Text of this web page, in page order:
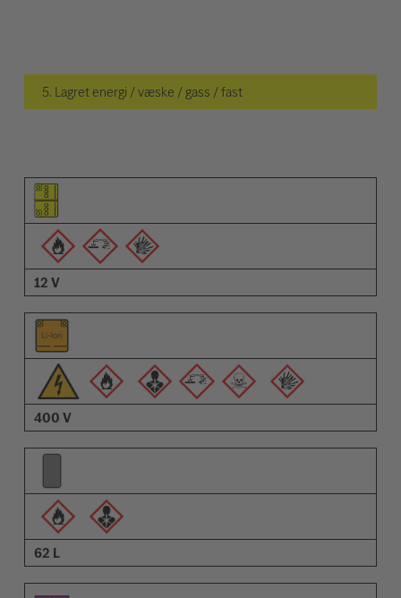
5. Lagret energi / væske / gass / fast
Piktogram for elementet
Piktogrammer for advarsler
Beskrivelse
12 V
400 V
62 L